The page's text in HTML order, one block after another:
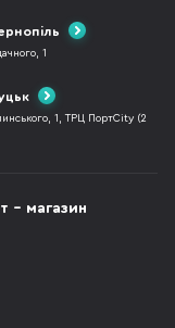
1
1, ТРЦ ПортCity (2
- магазин